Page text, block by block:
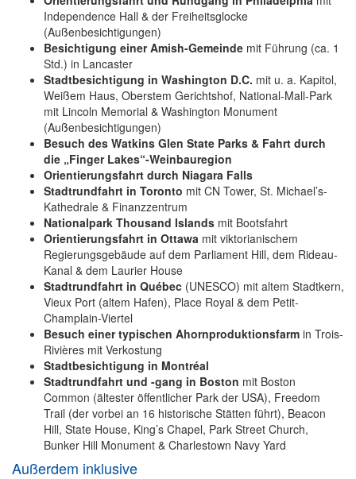
Independence Hall & der Freiheitsglocke
(Außenbesichtigungen)
Besichtigung einer Amish-Gemeinde mit Führung (ca. 1
Std.) in Lancaster
Stadtbesichtigung in Washington D.C. mit u. a. Kapitol,
Weißem Haus, Oberstem Gerichtshof, National-Mall-Park
mit Lincoln Memorial & Washington Monument
(Außenbesichtigungen)
Besuch des Watkins Glen State Parks & Fahrt durch
die „Finger Lakes“-Weinbauregion
Orientierungsfahrt durch Niagara Falls
Stadtrundfahrt in Toronto mit CN Tower, St. Michael’s-
Kathedrale & Finanzzentrum
Nationalpark Thousand Islands mit Bootsfahrt
Orientierungsfahrt in Ottawa mit viktorianischem
Regierungsgebäude auf dem Parliament Hill, dem Rideau-
Kanal & dem Laurier House
Stadtrundfahrt in Québec (UNESCO) mit altem Stadtkern,
Vieux Port (altem Hafen), Place Royal & dem Petit-
Champlain-Viertel
Besuch einer typischen Ahornproduktionsfarm in Trois-
Rivières mit Verkostung
Stadtbesichtigung in Montréal
Stadtrundfahrt und -gang in Boston mit Boston
Common (ältester öffentlicher Park der USA), Freedom
Trail (der vorbei an 16 historische Stätten führt), Beacon
Hill, State House, King’s Chapel, Park Street Church,
Bunker Hill Monument & Charlestown Navy Yard
Außerdem inklusive